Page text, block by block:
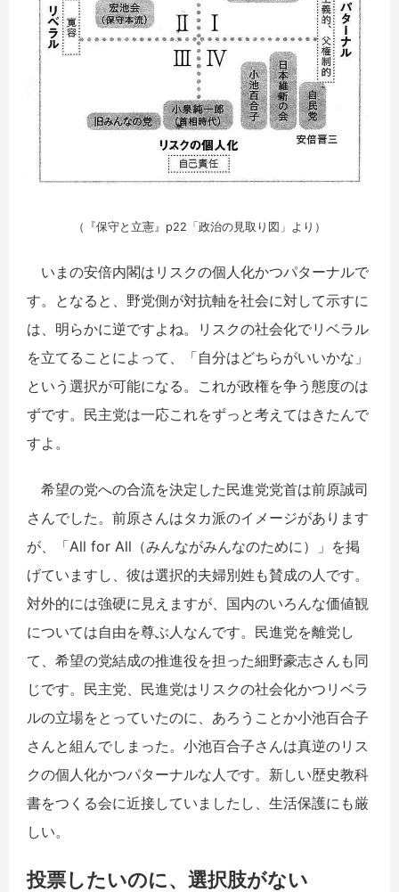
（『保守と立憲』p22「政治の見取り図」より）
いまの安倍内閣はリスクの個人化かつパターナルで
す。となると、野党側が対抗軸を社会に対して示すに
は、明らかに逆ですよね。リスクの社会化でリベラル
を立てることによって、「自分はどちらがいいかな」
という選択が可能になる。これが政権を争う態度のは
ずです。民主党は一応これをずっと考えてはきたんで
すよ。
希望の党への合流を決定した民進党党首は前原誠司
さんでした。前原さんはタカ派のイメージがあります
が、「All for All（みんながみんなのために）」を掲
げていますし、彼は選択的夫婦別姓も賛成の人です。
対外的には強硬に見えますが、国内のいろんな価値観
については自由を尊ぶ人なんです。民進党を離党し
て、希望の党結成の推進役を担った細野豪志さんも同
じです。民主党、民進党はリスクの社会化かつリベラ
ルの立場をとっていたのに、あろうことか小池百合子
さんと組んでしまった。小池百合子さんは真逆のリス
クの個人化かつパターナルな人です。新しい歴史教科
書をつくる会に近接していましたし、生活保護にも厳
しい。
投票したいのに、選択肢がない